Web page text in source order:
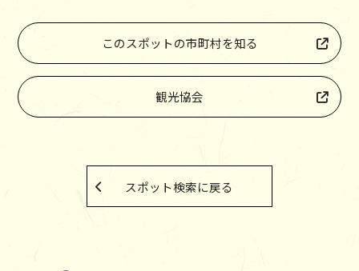
このスポットの市町村を知る
観光協会
スポット検索に戻る